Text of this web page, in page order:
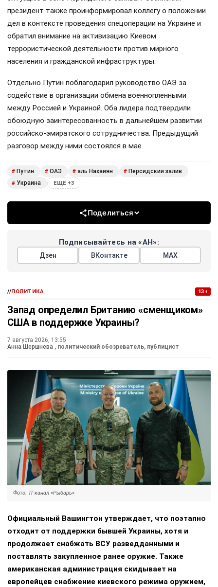
президент также проинформировал коллегу о положении
дел в контексте проведения спецоперации на Украине и
обратил внимание на активизацию Киевом
террористической деятельности против мирного
населения и гражданской инфраструктуры.
Отдельно Путин поблагодарил руководство ОАЭ за
содействие в организации обмена военнопленными
между Россией и Украиной. Оба лидера подтвердили
обоюдную заинтересованность в дальнейшем развитии
российско-эмиратского сотрудничества. Предыдущий
разговор между ними состоялся в мае.
# Путин # ОАЭ # аль Нахайян # Персидский залив
# Украина ЕЩЕ +3
Поделиться
Подписывайтесь на «АН»:
Дзен ВКонтакте МАХ
//ПОЛИТИКА 13+
Запад определил Британию «сменщиком»
США в поддержке Украины?
7 августа 2026, 13:55
Анна Шершнева , политический обозреватель, публицист
Фото: ТГ-канал «Рыбарь»
Официальный Вашингтон утверждает, что поэтапно
отходит от поддержки бывшей Украины, хотя и
продолжает снабжать ВСУ разведданными и
поставлять закупленное ранее оружие. Также
американская администрация скидывает на
европейцев снабжение киевского режима оружием,